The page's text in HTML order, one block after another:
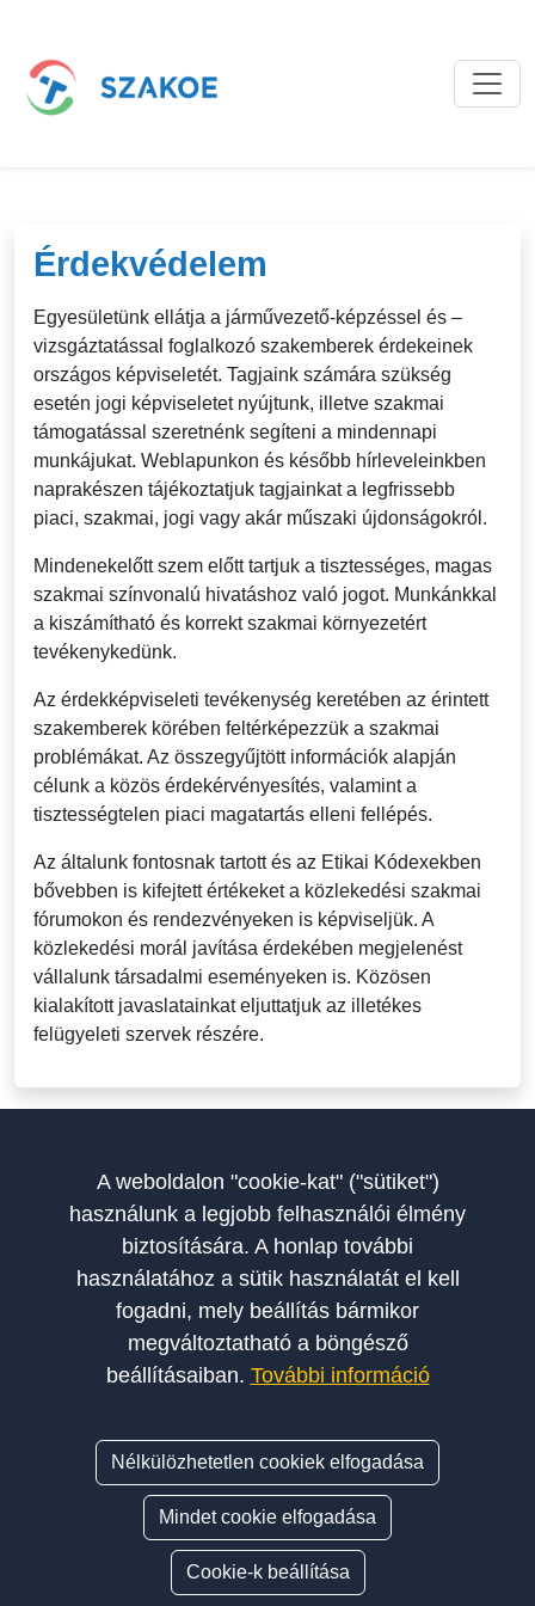
Érdekvédelem
Egyesületünk ellátja a járművezető-képzéssel és –
vizsgáztatással foglalkozó szakemberek érdekeinek
országos képviseletét. Tagjaink számára szükség
esetén jogi képviseletet nyújtunk, illetve szakmai
támogatással szeretnénk segíteni a mindennapi
munkájukat. Weblapunkon és később hírleveleinkben
naprakészen tájékoztatjuk tagjainkat a legfrissebb
piaci, szakmai, jogi vagy akár műszaki újdonságokról.
Mindenekelőtt szem előtt tartjuk a tisztességes, magas
szakmai színvonalú hivatáshoz való jogot. Munkánkkal
a kiszámítható és korrekt szakmai környezetért
tevékenykedünk.
Az érdekképviseleti tevékenység keretében az érintett
szakemberek körében feltérképezzük a szakmai
problémákat. Az összegyűjtött információk alapján
célunk a közös érdekérvényesítés, valamint a
tisztességtelen piaci magatartás elleni fellépés.
Az általunk fontosnak tartott és az Etikai Kódexekben
bővebben is kifejtett értékeket a közlekedési szakmai
fórumokon és rendezvényeken is képviseljük. A
közlekedési morál javítása érdekében megjelenést
vállalunk társadalmi eseményeken is. Közösen
kialakított javaslatainkat eljuttatjuk az illetékes
felügyeleti szervek részére.
A weboldalon "cookie-kat" ("sütiket")
használunk a legjobb felhasználói élmény
biztosítására. A honlap további
használatához a sütik használatát el kell
fogadni, mely beállítás bármikor
megváltoztatható a böngésző
beállításaiban. További információ
Nélkülözhetetlen cookiek elfogadása
Mindet cookie elfogadása
Cookie-k beállítása
A Szakoktatók Országos Egyesülete a magyar autósiskolák és
szakoktatók érdekképviseletét, szakmai fejlődését és etikus
© 2026 SZAKOE - Szakoktatók Országos Egyesülete. Minden jog
Adatvédelmi nyilatkozat Cookie szabályzat